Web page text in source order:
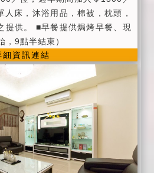
兒澡盆、烤肉用具、烤箱、電
基礎調味料(油、鹽、糖、醬
費用(6歲以下不佔床免費)： ►
元(6歲以下不佔床免費) ※黃
觀星樓中樓四人包層套房，此房
見諒。 使用設施: ■ 餐廳、客廳
、WIFI、第四台、液晶電視、
觀星樓中樓套房(可加1人)。 ■
床免費)：定價 800/人。
床，沐浴用品，棉被，枕頭，
提供。 ■早餐提供焗烤早餐、現
，9點半結束）
細資訊連結